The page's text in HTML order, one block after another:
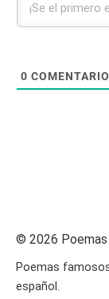
0
© 2026 Poemas
Poemas
español.